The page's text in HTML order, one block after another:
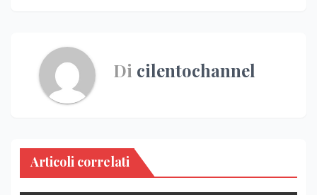
Di cilentochannel
Articoli correlati